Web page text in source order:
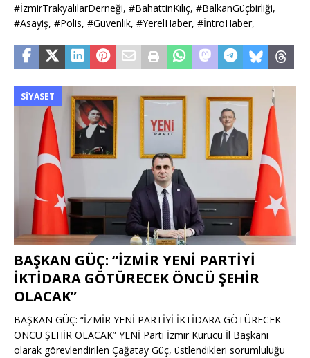
#İzmirTrakyalılarDerneği, #BahattinKılıç, #BalkanGüçbirliği,
#Asayiş, #Polis, #Güvenlik, #YerelHaber, #İntroHaber,
SIYASET
BAŞKAN GÜÇ: “İZMİR YENİ PARTİYİ
İKTİDARA GÖTÜRECEK ÖNCÜ ŞEHİR
OLACAK”
BAŞKAN GÜÇ: “İZMİR YENİ PARTİYİ İKTİDARA GÖTÜRECEK
ÖNCÜ ŞEHİR OLACAK” YENİ Parti İzmir Kurucu İl Başkanı
olarak görevlendirilen Çağatay Güç, üstlendikleri sorumluluğu